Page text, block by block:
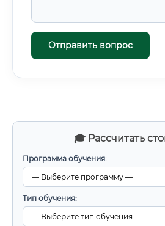
🎓 Рассчитать
Программа обучения:
Тип обучения:
Отправить вопрос